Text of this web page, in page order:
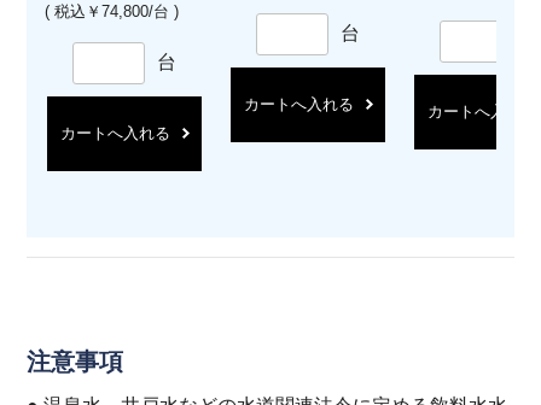
( 税込￥74,800/台 )
台
カートへ入れる
台
カートへ入れる カートへ入れる
注意事項